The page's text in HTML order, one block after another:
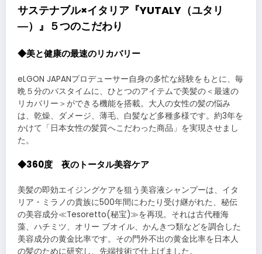
サステナブル×イタリア『YUTALY（ユタリ
―）』５つのこだわり
◆美と健康の最速のリカバリー
eLGON JAPANプロデューサー自身の多忙な経験をもとに、毎
晩５分のバスタイムに、ひとつのアイテムで美髪の＜最速の
リカバリー＞ができる機能を搭載。大人の女性の髪の悩み
は、乾燥、ダメージ、薄毛、白髪など多種多様です。約3年を
かけて「日本女性の髪質へこだわった商品」を実現させまし
た。
◆360度 夜のトータル美容ケア
美髪の即効エイジングケアを狙う美容液シャンプーは、イタ
リア・ミラノの貴族に500年間にわたり受け継がれた、秘伝
の美容成分≪Tesoretto(秘宝)≫を再現。それは古代種海
藻、ハチミツ、オリー ブオイル、かんきつ類などを調合した
美容成分の⻩⾦⽐率です。その⾨外不出の⻩⾦⽐率を⽇本⼈
の髪のために研究し、先端技術で仕上げました。